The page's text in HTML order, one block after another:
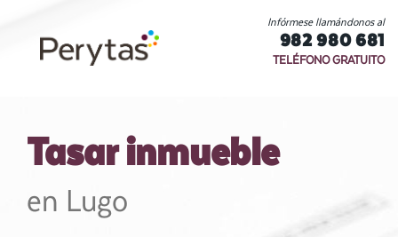
Infórmese llamándonos al
982 980 681
TELÉFONO GRATUITO
Tasar inmueble
en Lugo